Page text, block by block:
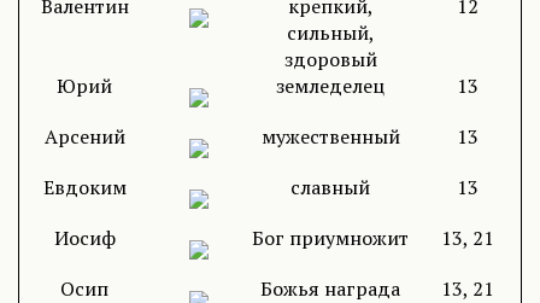
Валентин
крепкий,
сильный,
здоровый
12
Юрий земледелец
13
Арсений
мужественный
13
Евдоким
славный
13
Иосиф
Бог приумножит
13, 21
Осип
Божья награда
13, 21